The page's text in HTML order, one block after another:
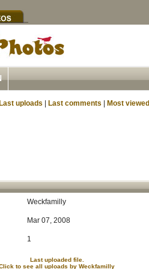
Last uploads Last comments Most viewed
Weckfamilly
Mar 07, 2008
1
Last uploaded file.
to see all uploads by Weckfamilly